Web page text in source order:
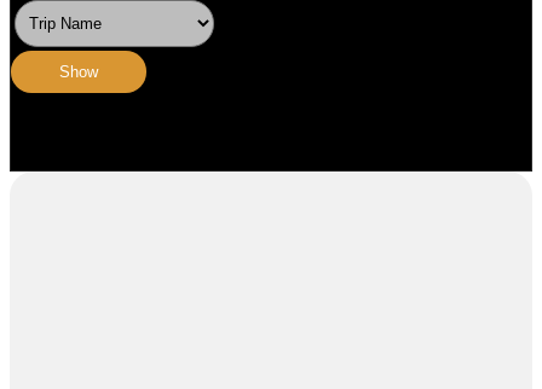
Show